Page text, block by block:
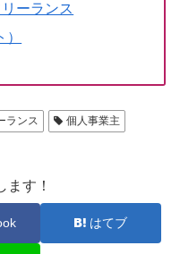
ーランス
ランス
個人事業主
ます！
はてブ